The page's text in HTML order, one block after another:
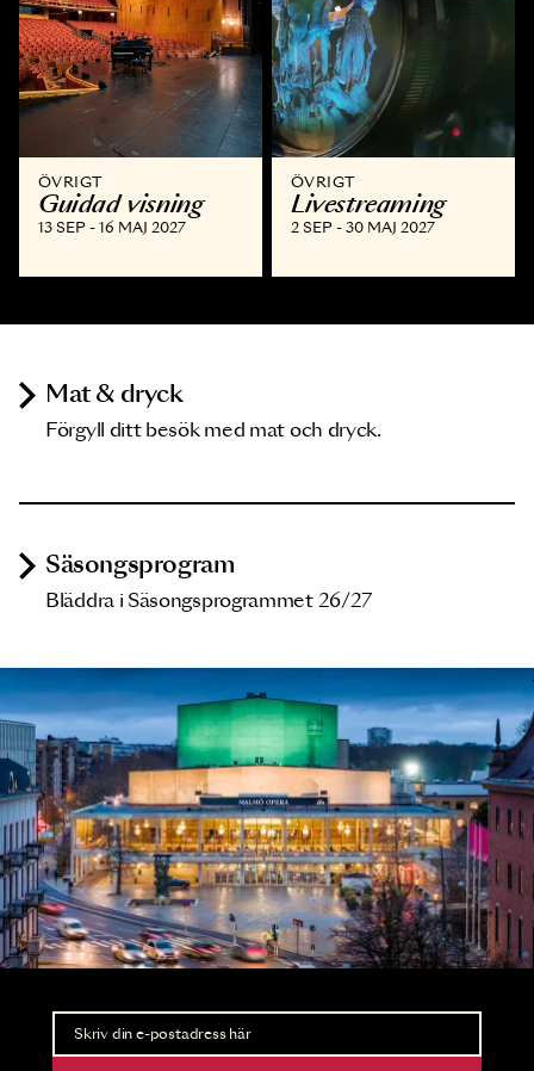
ÖVRIGT
Guidad visning
13 SEP - 16 MAJ 2027
ÖVRIGT
Livestreaming
2 SEP - 30 MAJ 2027
Mat & dryck
Förgyll ditt besök med mat och dryck.
Säsongsprogram
Bläddra i Säsongsprogrammet 26/27
Nyhetsbrev
Ta del av förhandsinformation och biljettsläpp.